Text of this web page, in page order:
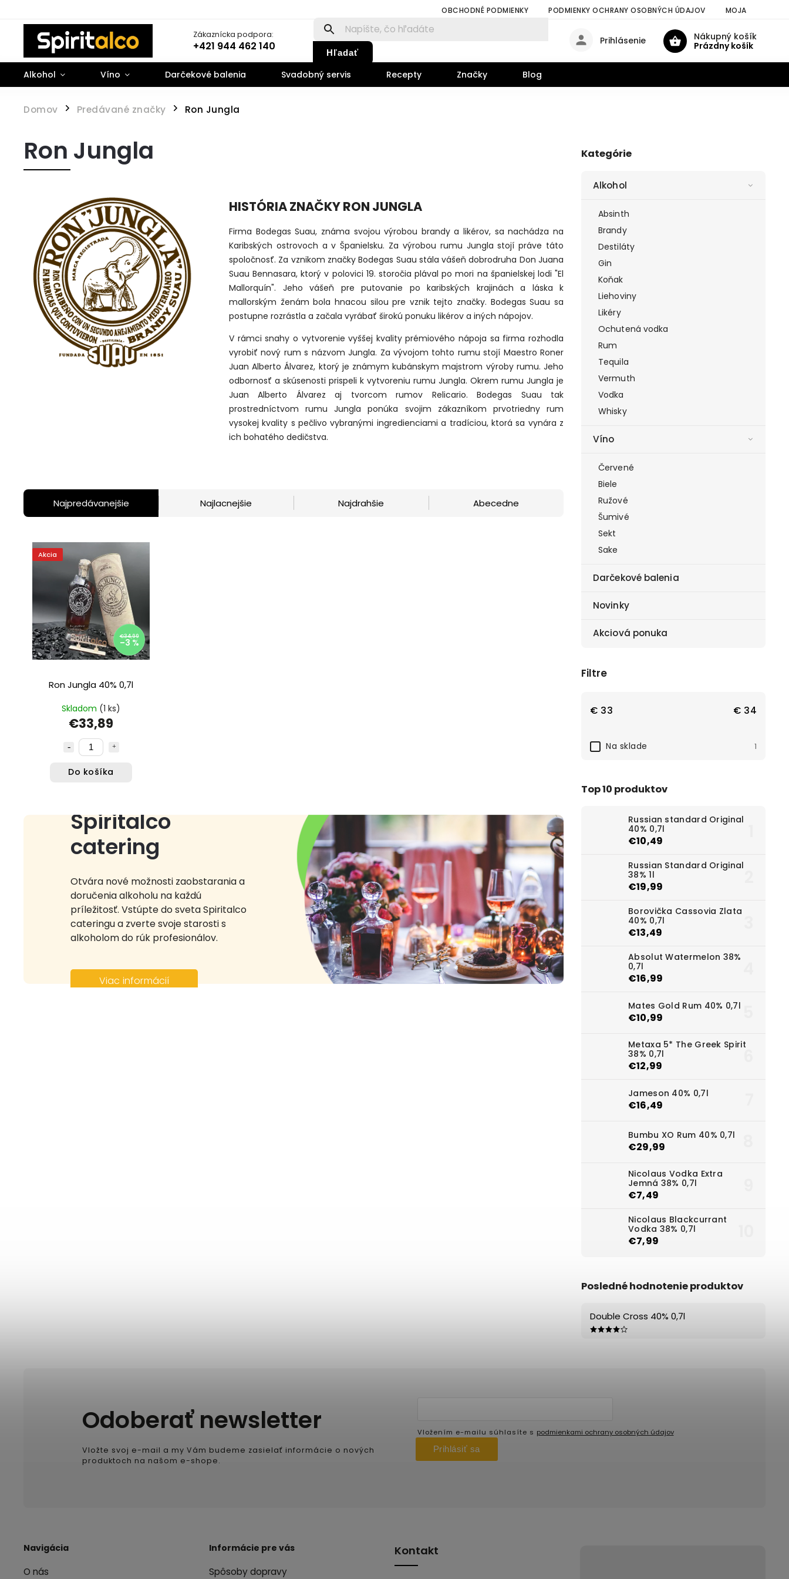
OBCHODNÉ PODMIENKY PODMIENKY OCHRANY OSOBNÝCH ÚDAJOV MOJA
Zákaznícka podpora:
+421 944 462 140 Hľadať
Nákupný košík
Prázdny košík
Prihlásenie
Alkohol Víno Darčekové balenia Svadobný servis Recepty Značky Blog
Domov / Predávané značky / Ron Jungla
Kategórie
Alkohol
Absinth
Brandy
Destiláty
Gin
Koňak
Liehoviny
Likéry
Ochutená vodka
Rum
Tequila
Vermuth
Vodka
Whisky
Víno
Červené
Biele
Ružové
Šumivé
Sekt
Sake
Darčekové balenia
Novinky
Akciová ponuka
Filtre
€ 33 € 34
Na sklade 1
Top 10 produktov
Russian standard Original
40% 0,7l
€10,49
Russian Standard Original
38% 1l
€19,99
Borovička Cassovia Zlata
40% 0,7l
€13,49
Absolut Watermelon 38%
0,7l
€16,99
Mates Gold Rum 40% 0,7l
€10,99
Metaxa 5* The Greek Spirit
38% 0,7l
€12,99
Jameson 40% 0,7l
€16,49
Bumbu XO Rum 40% 0,7l
€29,99
Nicolaus Vodka Extra
Jemná 38% 0,7l
€7,49
Nicolaus Blackcurrant
Vodka 38% 0,7l
€7,99
Posledné hodnotenie produktov
Double Cross 40% 0,7l
Ron Jungla
HISTÓRIA ZNAČKY RON JUNGLA
Firma Bodegas Suau, známa svojou výrobou brandy a likérov, sa nachádza na
Karibských ostrovoch a v Španielsku. Za výrobou rumu Jungla stojí práve táto
spoločnosť. Za vznikom značky Bodegas Suau stála vášeň dobrodruha Don Juana
Suau Bennasara, ktorý v polovici 19. storočia plával po mori na španielskej lodi "El
Mallorquín". Jeho vášeň pre putovanie po karibských krajinách a láska k
mallorským ženám bola hnacou silou pre vznik tejto značky. Bodegas Suau sa
postupne rozrástla a začala vyrábať širokú ponuku likérov a iných nápojov.
V rámci snahy o vytvorenie vyššej kvality prémiového nápoja sa firma rozhodla
vyrobiť nový rum s názvom Jungla. Za vývojom tohto rumu stojí Maestro Roner
Juan Alberto Álvarez, ktorý je známym kubánskym majstrom výroby rumu. Jeho
odbornosť a skúsenosti prispeli k vytvoreniu rumu Jungla. Okrem rumu Jungla je
Juan Alberto Álvarez aj tvorcom rumov Relicario. Bodegas Suau tak
prostredníctvom rumu Jungla ponúka svojim zákazníkom prvotriedny rum
vysokej kvality s pečlivo vybranými ingredienciami a tradíciou, ktorá sa vynára z
ich bohatého dedičstva.
Najpredávanejšie Najlacnejšie Najdrahšie Abecedne
Akcia
€34,99
–3 %
Ron Jungla 40% 0,7l
Skladom (1 ks)
€33,89
Do košíka
Spiritalco
catering
Otvára nové možnosti zaobstarania a
doručenia alkoholu na každú
príležitosť. Vstúpte do sveta Spiritalco
cateringu a zverte svoje starosti s
alkoholom do rúk profesionálov.
Viac informácií
Navigácia
O nás
Informácie pre vás
Spôsoby dopravy
Kontakt
Odoberať newsletter
Vložte svoj e-mail a my Vám budeme zasielať informácie o nových
produktoch na našom e-shope.
Vložením e-mailu súhlasíte s podmienkami ochrany osobných údajov
Prihlásiť sa